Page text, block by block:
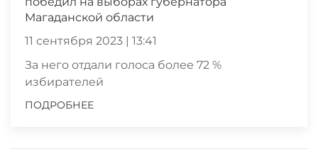
Магаданской области
11 сентября 2023 | 13:41
За него отдали голоса более 72 %
избирателей
ПОДРОБНЕЕ